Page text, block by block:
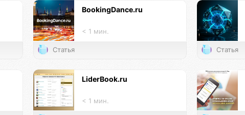
BookingDance.ru
< 1 мин.
Статья Статья
LiderBook.ru
< 1 мин.